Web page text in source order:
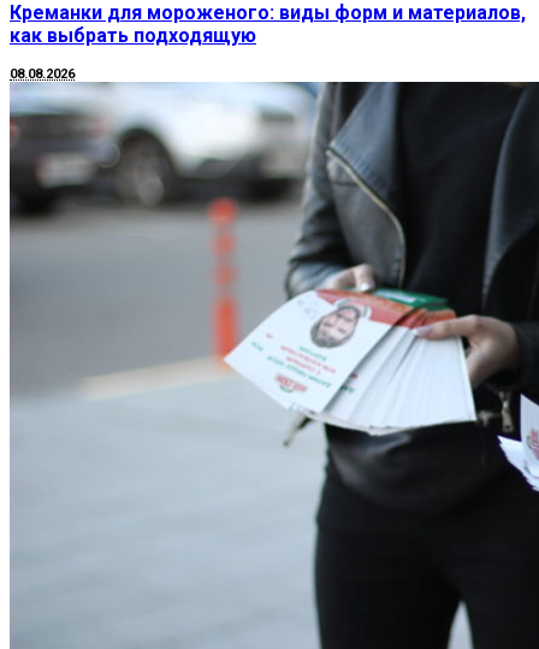
Креманки для мороженого: виды форм и материалов,
как выбрать подходящую
08.08.2026